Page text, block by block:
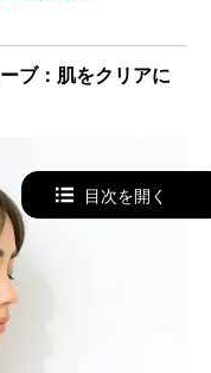
ブ：肌をクリアに
目次を開く